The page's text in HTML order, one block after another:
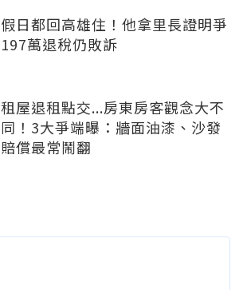
假日都回高雄住！他拿里長證明爭
197萬退稅仍敗訴
租屋退租點交...房東房客觀念大不
同！3大爭端曝：牆面油漆、沙發
賠償最常鬧翻